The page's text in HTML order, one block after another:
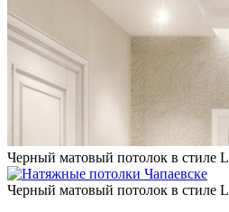
Черный матовый потолок в стиле
Черный матовый потолок в стиле